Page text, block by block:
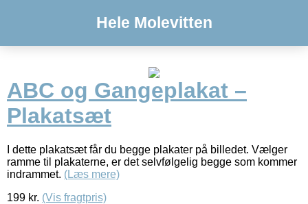
Hele Molevitten
ABC og Gangeplakat –
Plakatsæt
I dette plakatsæt får du begge plakater på billedet. Vælger
ramme til plakaterne, er det selvfølgelig begge som kommer
indrammet. (Læs mere)
199 kr. (Vis fragtpris)